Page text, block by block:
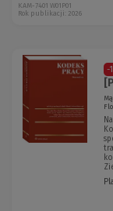
KAM-7401 W01P01
Rok publikacji: 2026
-